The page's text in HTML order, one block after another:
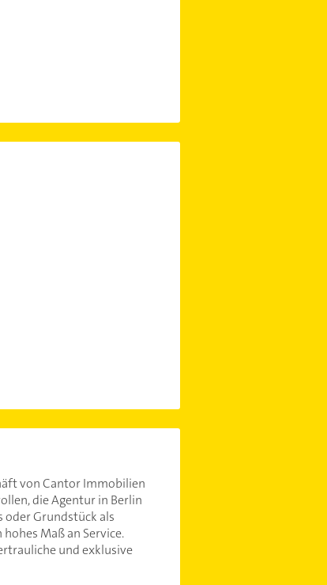
von Cantor Immobilien
die Agentur in Berlin
oder Grundstück als
Maß an Service.
und exklusive